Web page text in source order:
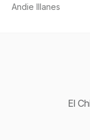
Andie Illanes
El